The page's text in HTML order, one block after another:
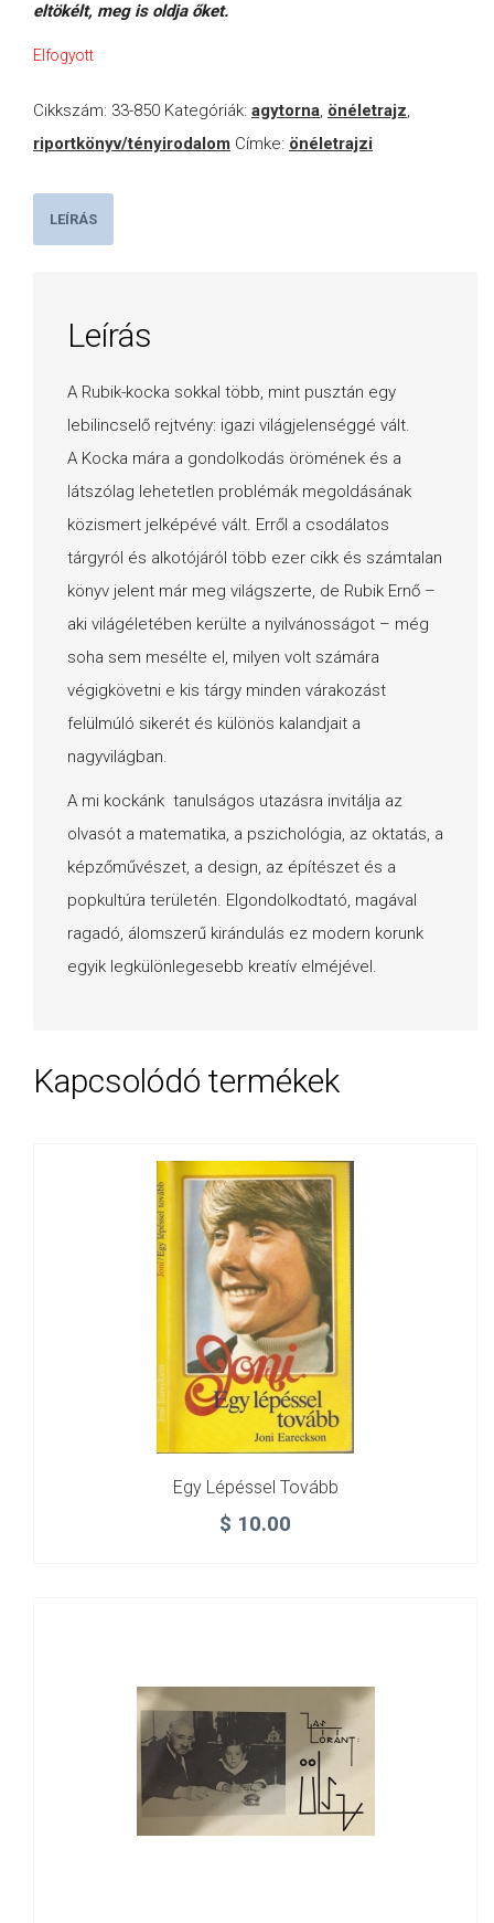
eltökélt, meg is oldja őket.
Elfogyott
Cikkszám: 33-850 Kategóriák: agytorna, önéletrajz,
riportkönyv/tényirodalom Címke: önéletrajzi
LEÍRÁS
Leírás
A Rubik-kocka sokkal több, mint pusztán egy
lebilincselő rejtvény: igazi világjelenséggé vált.
A Kocka mára a gondolkodás örömének és a
látszólag lehetetlen problémák megoldásának
közismert jelképévé vált. Erről a csodálatos
tárgyról és alkotójáról több ezer cikk és számtalan
könyv jelent már meg világszerte, de Rubik Ernő –
aki világéletében kerülte a nyilvánosságot – még
soha sem mesélte el, milyen volt számára
végigkövetni e kis tárgy minden várakozást
felülmúló sikerét és különös kalandjait a
nagyvilágban.
A mi kockánk tanulságos utazásra invitálja az
olvasót a matematika, a pszichológia, az oktatás, a
képzőművészet, a design, az építészet és a
popkultúra területén. Elgondolkodtató, magával
ragadó, álomszerű kirándulás ez modern korunk
egyik legkülönlegesebb kreatív elméjével.
Kapcsolódó termékek
Egy Lépéssel Tovább
$ 10.00